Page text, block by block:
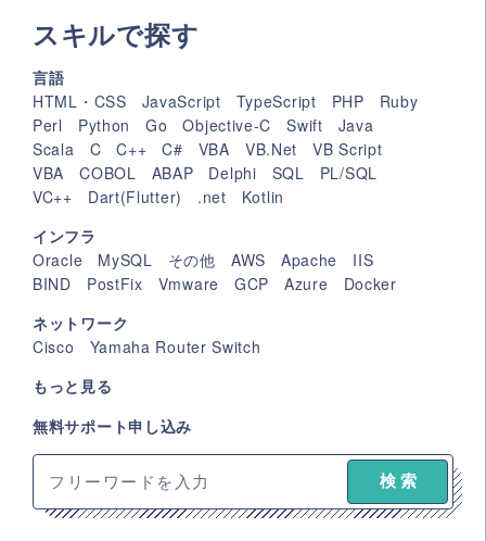
スキルで探す
言語
HTML・CSS
JavaScript TypeScript PHP
Ruby
Perl
Python Go Objective-C Swift
Java
Scala
C C++ C# VBA VB.Net
VB Script
VBA
COBOL ABAP Delphi SQL
PL/SQL
VC++
Dart(Flutter) .net
Kotlin
インフラ
Oracle
MySQL その他 AWS Apache
IIS
BIND
PostFix Vmware GCP Azure
Docker
ネットワーク
Cisco
Yamaha Router Switch
もっと見る
無料サポート申し込み